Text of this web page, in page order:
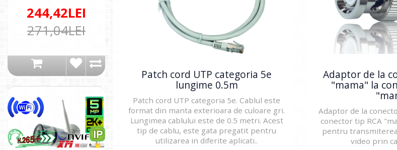
244,42LEI
271,04LEI
Patch cord UTP categoria 5e
lungime 0.5m
Patch cord UTP categoria 5e. Cablul este
format din manta exterioara de culoare gri.
Lungimea cablului este de 0.5 metri. Acest
tip de cablu, este gata pregatit pentru
utilizarea in diferite aplicati..
Adaptor de la
"mama" la
Adaptor de la
conector tip RCA
pentru
video prin